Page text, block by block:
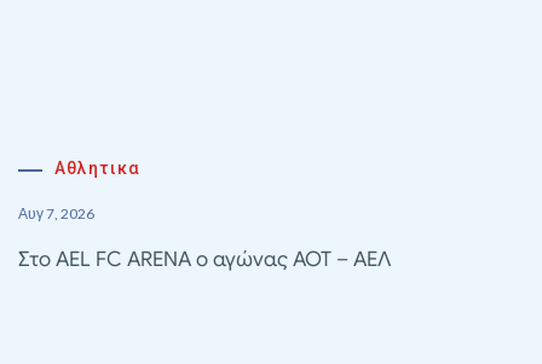
Αθλητικα
Αυγ 7, 2026
Στο AEL FC ARENA ο αγώνας ΑΟΤ – ΑΕΛ